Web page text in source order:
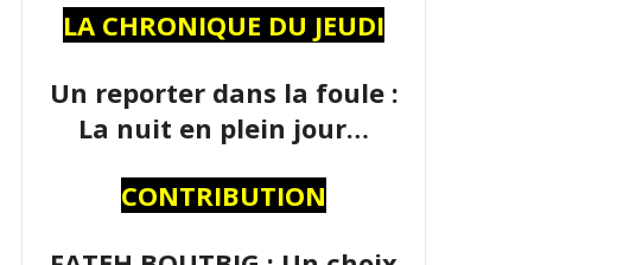
LA CHRONIQUE DU JEUDI
Un reporter dans la foule :
La nuit en plein jour…
CONTRIBUTION